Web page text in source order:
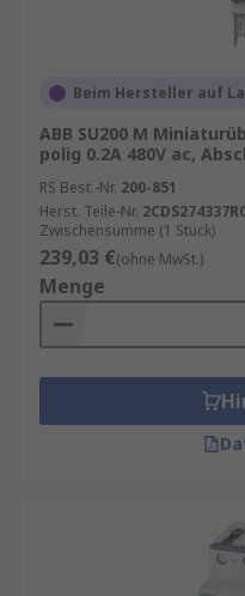
Beim Hersteller auf
ABB SU200 M
polig 0.2A 480V ac,
RS Best.-Nr. 200-851
Herst. Teile-Nr.
Zwischensumme (1 Stück)
239,03 €(ohne MwSt.)
Menge